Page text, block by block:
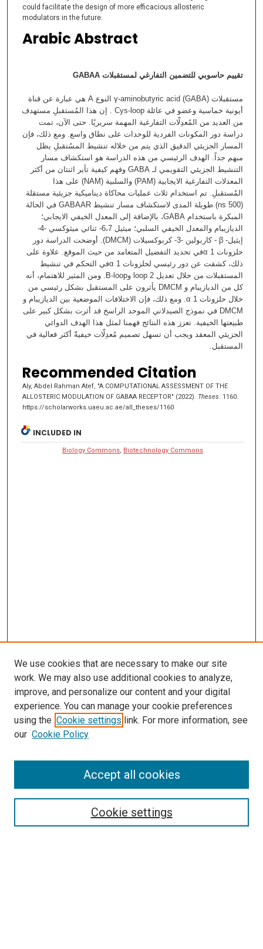
could facilitate the design of more efficacious allosteric
modulators in the future.
Arabic Abstract
تقییم حاسوبي للتضمین التفارغي لمستقبلات GABAA
مستقبلات γ-aminobutyric acid (GABA) النوع A ھي عبارة عن قناة
أیونیة خماسیة وعضو في عائلة Cys-loop . إن ھذا المُستقبلِ مستھدف
من العدید من المُعدِلّات التفارغیة المھمة سریریًا. حتى الآن، تمت
دراسة دور المكونات الفردیة للوحدات على نطاق واسع. ومع ذلك، فإن
المسار الجزیئي الدقیق الذي یتم من خلاله تنشیط المسُتقبلِ یظل
مبھم جداً. الھدف الرئیسي من ھذه الدراسة ھو استكشاف مسار
التنشیط الجزیئي التقویمي لـ GABA وفھم كیفیة تأیر اثنتان من أكثر
المعدلات التفارغية الایجابیة (PAM) والسلبیة (NAM) على ھذا
المُستقبلِ. تم استخدام ثلاث عملیات محاكاة دینامیكیة جزیئیة مستقلة
(500 ns) طویلة المدى لاستكشاف مسار تنشیط GABAAR في الحالة
المبكرة باستخدام GABA، بالإضافة إلى المعدل الخیفي الایجابي؛
الدیازیبام والمعدل الخیفي السلبي؛ ميثيل 6،7- ثنائي میثوكسي -4-
إیثیل- β - كاربولین -3- كربوكسیلات (DMCM). أوضحت الدراسة دور
حلزونات 1 αفي تحديد التفضیل المتعامد من حیث الموقع. علاوة على
ذلك، كشفت عن دور رئیسي لحلزونات 1 αفي التحكم في تنشیط
المستقبلات من خلال تعديل 2 loop وB-loop. ومن المثیر للاھتمام، أنه
كل من الدیازیبام و DMCM یأثرون على المستقبل بشكل رئیسي من
خلال حلزونات 1 α. ومع ذلك، فإن الاختلافات الموضعیة بین الدیازیبام و
DMCM في نموذج الصیدلاني الموحد الراسخ قد أثرت بشكل كبیر على
طبیعتھا الخیفیة. تعزز ھذه النتائج فھمنا لمثل ھذا الھدف الدوائي
الجزیئي المعقد ویجب أن تسھل تصمیم مُعدِلّات خیفیةّ أكثر فعالیة في
المستقبل.
Recommended Citation
Aly, Abdel Rahman Atef, "A COMPUTATIONAL ASSESSMENT OF THE
ALLOSTERIC MODULATION OF GABAA RECEPTOR" (2022). Theses. 1160.
https://scholarworks.uaeu.ac.ae/all_theses/1160
INCLUDED IN
Biology Commons Biotechnology Commons
We use cookies that are necessary to make our site
work. We may also use additional cookies to analyze,
improve, and personalize our content and your digital
experience. You can manage your cookie preferences
using the Cookie settings link. For more information, see
our Cookie Policy
Cookie settings
Accept all cookies